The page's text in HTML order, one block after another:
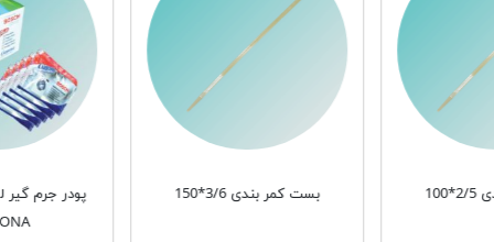
بست کمر بندی 3/6*150
پودر جرم